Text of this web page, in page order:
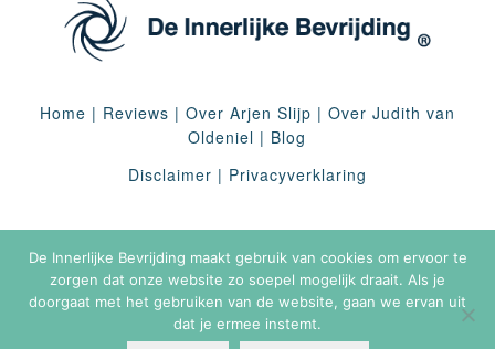
Home | Reviews | Over Arjen Slijp | Over Judith van
Oldeniel | Blog
Disclaimer | Privacyverklaring
De Innerlijke Bevrijding maakt gebruik van cookies om ervoor te
zorgen dat onze website zo soepel mogelijk draait. Als je
doorgaat met het gebruiken van de website, gaan we ervan uit
dat je ermee instemt.